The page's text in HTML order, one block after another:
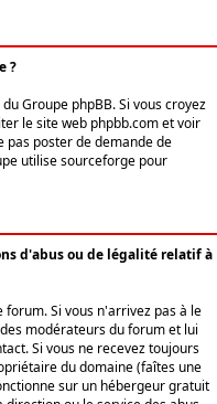
?
Groupe phpBB. Si vous croyez
le site web phpbb.com et voir
pas poster de demande de
utilise sourceforge pour
d'abus ou de légalité relatif à
Si vous n'arrivez pas à le
modérateurs du forum et lui
Si vous ne recevez toujours
du domaine (faîtes une
sur un hébergeur gratuit